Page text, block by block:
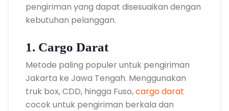
pengiriman yang dapat disesuaikan dengan
kebutuhan pelanggan.
1. Cargo Darat
Metode paling populer untuk pengiriman
Jakarta ke Jawa Tengah. Menggunakan
truk box, CDD, hingga Fuso,cargo darat
cocok untuk pengiriman berkala dan